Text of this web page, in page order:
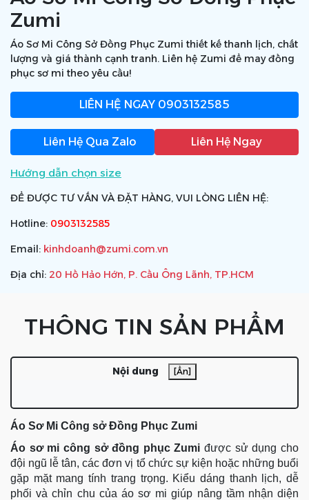
Zumi
Áo Sơ Mi Công Sở Đồng Phục Zumi thiết kế thanh lịch, chất
lượng và giá thành cạnh tranh. Liên hệ Zumi để may đồng
phục sơ mi theo yêu cầu!
LIÊN HỆ NGAY 0903132585
Liên Hệ Qua Zalo Liên Hệ Ngay
Hướng dẫn chọn size
ĐỂ ĐƯỢC TƯ VẤN VÀ ĐẶT HÀNG, VUI LÒNG LIÊN HỆ:
Hotline: 0903132585
Email: kinhdoanh@zumi.com.vn
Địa chỉ: 20 Hồ Hảo Hớn, P. Cầu Ông Lãnh, TP.HCM
THÔNG TIN SẢN PHẨM
Nội dung [Ẩn]
Phục Zumi
Bảng giá Áo Sơ Mi Đồng Phục
Bảng Size Áo Sơ Mi Đồng Phục
Chất liệu vải Áo sơ mi Đồng Phục
Ưu Điểm Nổi Bật Của Áo Sơ Mi Đồng Phục